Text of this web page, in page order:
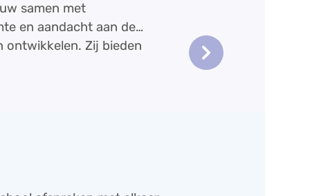
samen met
en aandacht aan de
ontwikkelen. Zij bieden
keyboard_arrow_right